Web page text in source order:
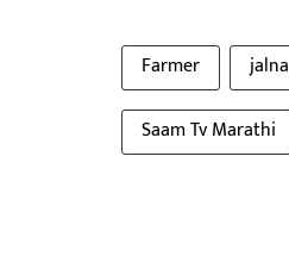
Farmer jalna
Saam Tv Marathi